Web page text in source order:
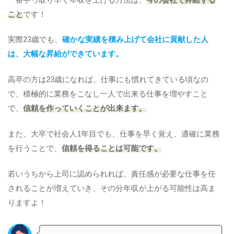
ことです！
実際23歳でも、 確かな実績を積み上げて会社に貢献した人
は、大幅な昇給ができています。
高卒の方は23歳になれば、仕事にも慣れてきている頃なの
で、積極的に業務をこなし一人で出来る仕事を増やすこと
で、 信頼を作っていくことが出来ます。
また、大卒で社会人1年目でも、仕事を早く覚え、適確に業務
を行うことで、 信頼を得ることは可能です。
若いうちから上司に認められれば、責任感が必要な仕事を任
されることが増えていき、その分年収が上がる可能性は高ま
りますよ！